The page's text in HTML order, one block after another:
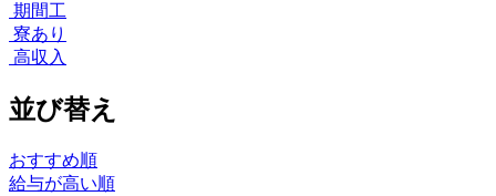
期間工
寮あり
高収入
並び替え
おすすめ順
給与が高い順